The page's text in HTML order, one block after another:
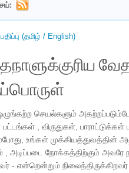
(தமிழ் / English)
செயல்களும்
, விருதுகள்,
​​உங்கள் முக்கியத்துவத்தின்
, அடிப்படை நோக்கத்திற்கும் அவரே
- என்றென்றும் நிலைத்திருக்கிறவர்